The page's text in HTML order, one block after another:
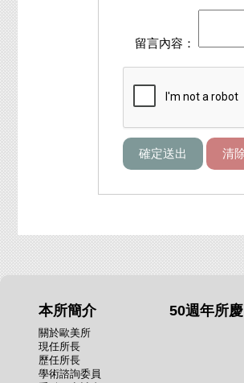
留言內容：
本所簡介
關於歐美所
現任所長
歷任所長
學術諮詢委員
50週年所慶